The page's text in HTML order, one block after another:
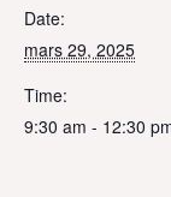
Date:
mars 29, 2025
Time:
9:30 am - 12:30